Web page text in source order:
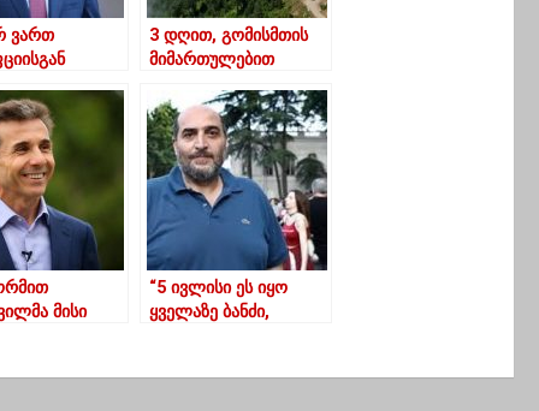
ვართ
მდინარაძე
3 დღით, გომისმთის
მიმართულებით
შეიზღუდება-
ოზურგეთის მერია
მისი
“5 ივლისი ეს იყო
ყველაზე ბანძი,
ლეგალიზება მოხდა”